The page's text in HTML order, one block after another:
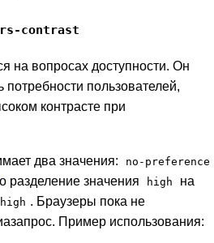
contrast
на вопросах доступности. Он
потребности пользователей,
контрасте при
два значения: no-preference
о разделение значения high на
. Браузеры пока не
Пример использования: